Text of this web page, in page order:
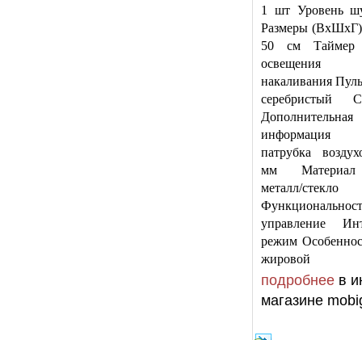
1 шт Уровень
Размеры (ВхШхГ)
50 см
накаливания
серебристый
Дополнительная
информация
патрубка
мм Материал
металл/стекло
управление
режим
жировой
подробнее в
магазине